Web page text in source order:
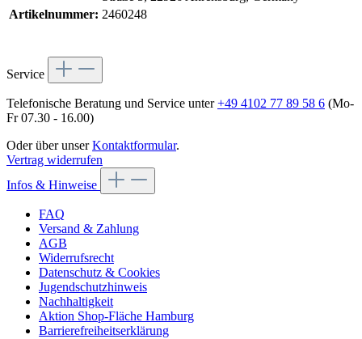
Artikelnummer: 2460248
Service
Telefonische Beratung und Service unter+49 4102 77 89 58 6 (Mo-
Fr 07.30 - 16.00)
Oder über unserKontaktformular.
Vertrag widerrufen
Infos & Hinweise
FAQ
Versand & Zahlung
AGB
Widerrufsrecht
Datenschutz & Cookies
Jugendschutzhinweis
Nachhaltigkeit
Aktion Shop-Fläche Hamburg
Barrierefreiheitserklärung